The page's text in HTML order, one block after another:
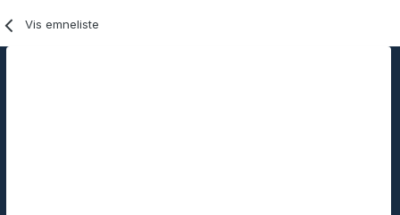
Vis emneliste